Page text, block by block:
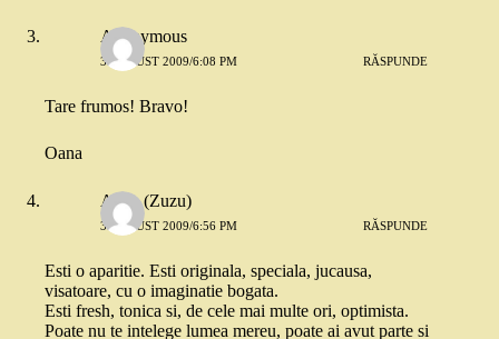
Anonymous
3 AUGUST 2009/6:08 PM RĂSPUNDE
Tare frumos! Bravo!
Oana
Anna (Zuzu)
3 AUGUST 2009/6:56 PM RĂSPUNDE
Esti o aparitie. Esti originala, speciala, jucausa,
visatoare, cu o imaginatie bogata.
Esti fresh, tonica si, de cele mai multe ori, optimista.
Poate nu te intelege lumea mereu, poate ai avut parte si